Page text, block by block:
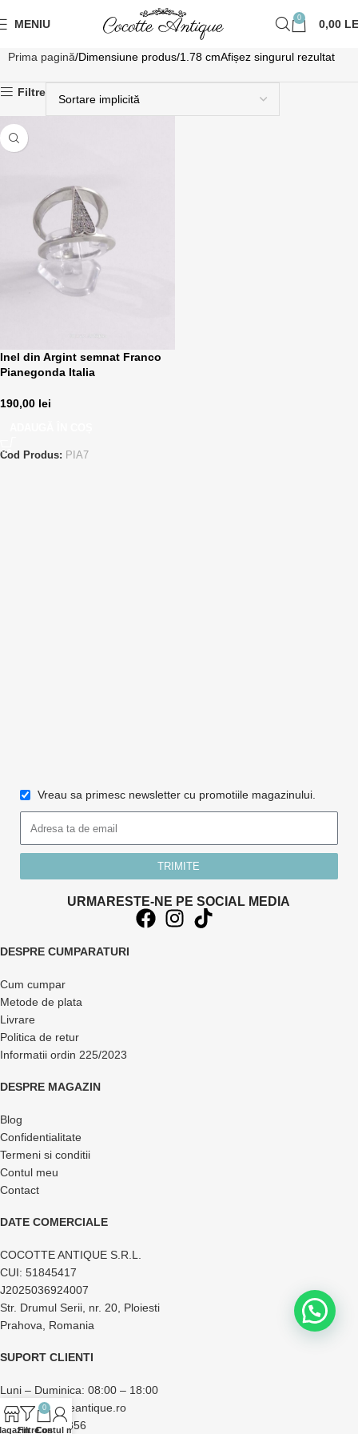
MENIU 0 0,00
Prima pagină Dimensiune produs 1.78 cmAfișez singurul rezultat
Filtre
Inel din Argint semnat Franco
Pianegonda Italia
190,00 lei
Cod Produs: PIA7
Vreau sa primesc newsletter cu promotiile magazinului.
TRIMITE
URMARESTE-NE PE SOCIAL MEDIA
DESPRE CUMPARATURI
Cum cumpar
Metode de plata
Livrare
Politica de retur
Informatii ordin 225/2023
DESPRE MAGAZIN
Blog
Confidentialitate
Termeni si conditii
Contul meu
Contact
DATE COMERCIALE
COCOTTE ANTIQUE S.R.L.
CUI: 51845417
J2025036924007
Str. Drumul Serii, nr. 20, Ploiesti
Prahova, Romania
SUPORT CLIENTI
Luni – Duminica: 08:00 – 18:00
office@cocotteantique.ro
+40 733 174 856
Filtre
0
Coș
Contul meu